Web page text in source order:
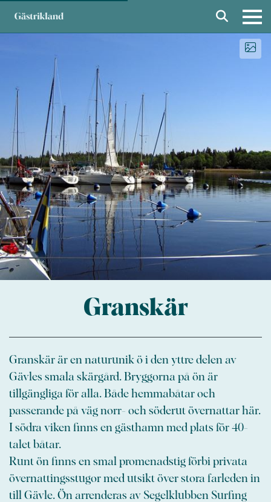
Granskär
Granskär är en naturunik ö i den yttre delen av
Gävles smala skärgård. Bryggorna på ön är
tillgängliga för alla. Både hemmabåtar och
passerande på väg norr- och söderut övernattar här.
I södra viken finns en gästhamn med plats för 40-
talet båtar.
Runt ön finns en smal promenadstig förbi privata
övernattingsstugor med utsikt över stora farleden in
till Gävle. Ön arrenderas av Segelklubben Surfing